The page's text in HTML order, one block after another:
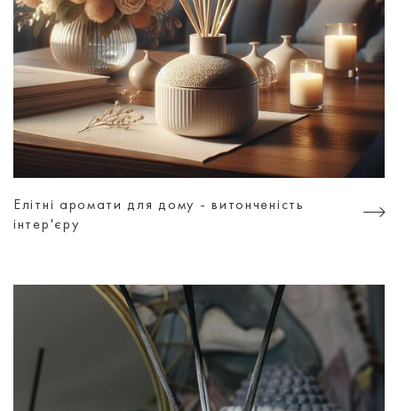
Елітні аромати для дому - витонченість
інтер'єру